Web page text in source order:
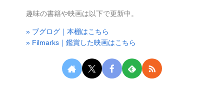
趣味の書籍や映画は以下で更新中。
» ブグログ｜本棚はこちら
» Filmarks｜鑑賞した映画はこちら